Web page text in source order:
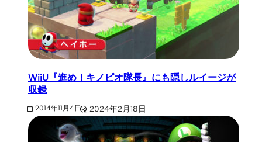
WiiU『進め！キノピオ隊長』にも隠しルイージが
収録
2014年11月4日 2024年2月18日